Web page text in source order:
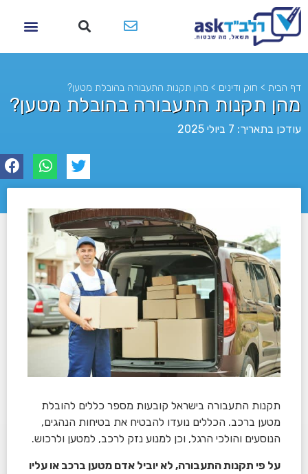
דף הבית > חוק ודינים > מהן תקנות התעבורה בהובלת מטען?
מהן תקנות התעבורה בהובלת מטען?
עודכן בתאריך: 7 ביולי 2025
תקנות התעבורה בישראל קובעות מספר כללים להובלת
מטען ברכב. הכללים נועדו להבטיח את בטיחות הנהגים,
הנוסעים והולכי הרגל, וכן למנוע נזק לרכב, למטען ולרכוש.
על פי תקנות התעבורה, לא יוביל אדם מטען ברכב או עליו